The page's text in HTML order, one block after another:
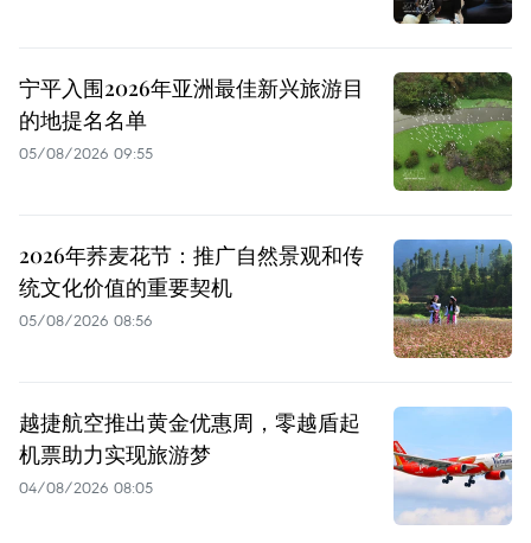
宁平入围2026年亚洲最佳新兴旅游目
的地提名名单
05/08/2026 09:55
2026年荞麦花节：推广自然景观和传
统文化价值的重要契机
05/08/2026 08:56
越捷航空推出黄金优惠周，零越盾起
机票助力实现旅游梦
04/08/2026 08:05